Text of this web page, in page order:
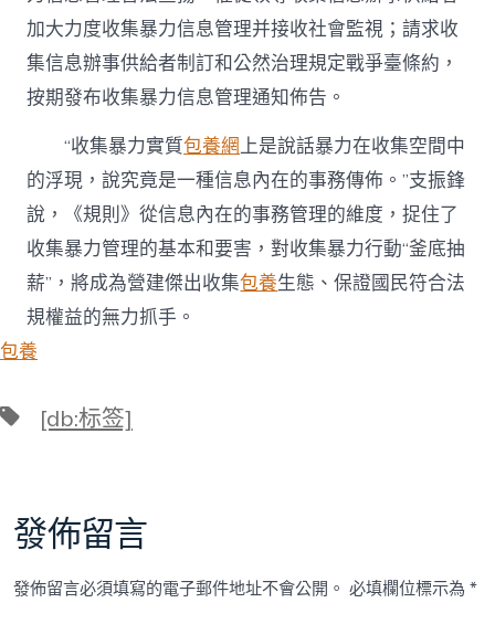
加大力度收集暴力信息管理并接收社會監視；請求收
集信息辦事供給者制訂和公然治理規定戰爭臺條約，
按期發布收集暴力信息管理通知佈告。
“收集暴力實質包養網上是說話暴力在收集空間中
的浮現，說究竟是一種信息內在的事務傳佈。”支振鋒
說，《規則》從信息內在的事務管理的維度，捉住了
收集暴力管理的基本和要害，對收集暴力行動“釜底抽
薪”，將成為營建傑出收集包養生態、保證國民符合法
規權益的無力抓手。
包養
標 [db:标签]
發佈留言
發佈留言必須填寫的電子郵件地址不會公開。 必填欄位標示為*